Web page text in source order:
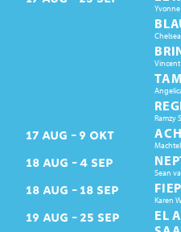
Vincent
Ramzy
17 AUG 9 OKT
18 AUG 4 SEP
Sean
18 AUG 18 SEP
Karen
19 AUG 25 SEP
EL